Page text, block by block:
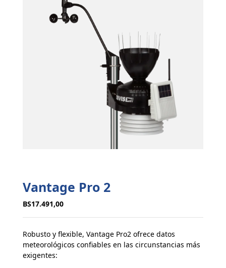
Vantage Pro 2
BS17.491,00
Robusto y flexible, Vantage Pro2 ofrece datos
meteorológicos confiables en las circunstancias más
exigentes: